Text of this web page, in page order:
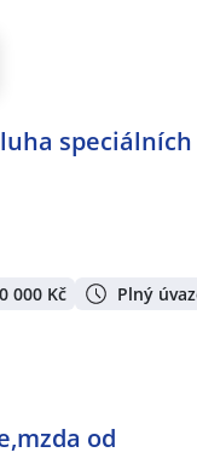
speciálních
000 Kč Plný
od